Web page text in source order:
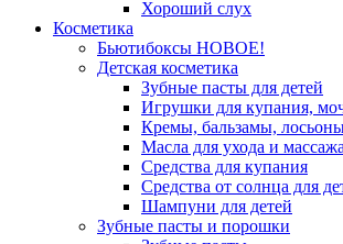
Хороший слух
Косметика
Бьютибоксы НОВОЕ!
Детская косметика
Зубные пасты для детей
Игрушки для купания,
Кремы, бальзамы,
Масла для ухода и массажа
Средства для купания
Средства от солнца для
Шампуни для детей
Зубные пасты и порошки